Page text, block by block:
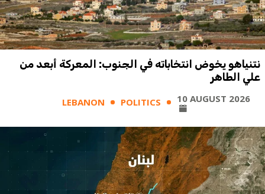
نتنياهو يخوض انتخاباته في الجنوب: المعركة أبعد من
علي الطاهر
LEBANON POLITICS 10 AUGUST 2026